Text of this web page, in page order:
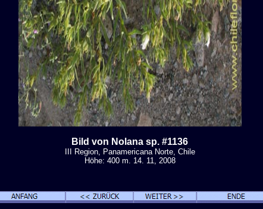
Bild von Nolana sp. #1136
III Region, Panamericana Norte, Chile
Höhe: 400 m. 14. 11, 2008